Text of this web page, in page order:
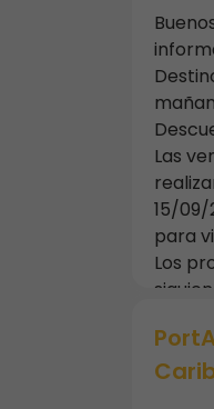
Las
15/09/
para
Los